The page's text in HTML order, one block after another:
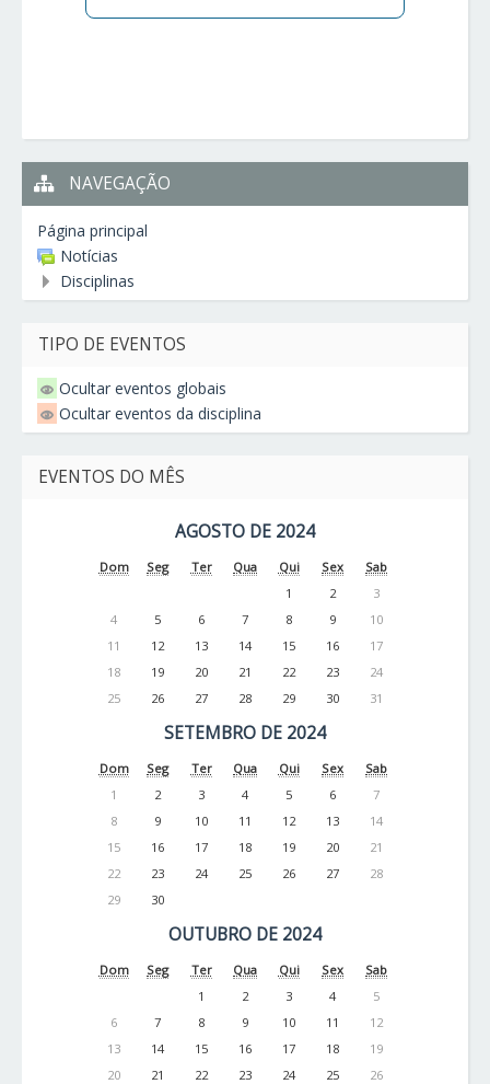
NAVEGAÇÃO
Página principal
Notícias
Disciplinas
TIPO DE EVENTOS
Ocultar eventos globais
Ocultar eventos da disciplina
EVENTOS DO MÊS
AGOSTO DE 2024
Dom Seg Ter Qua Qui Sex
Sab
1
2
3
4
5 6 7 8 9
10
11
12 13 14 15 16
17
18
19 20 21 22 23
24
25
26 27 28 29 30 31
SETEMBRO DE 2024
Dom Seg Ter Qua Qui Sex
Sab
1
2 3 4 5 6
7
8
9 10 11 12 13
14
15
16 17 18 19 20
21
22
23 24 25 26 27
28
29
30
OUTUBRO DE 2024
Dom Seg Ter Qua Qui Sex
Sab
1
2 3 4
5
6
7 8 9 10 11
12
13
14 15 16 17 18
19
20
21 22 23 24 25
26